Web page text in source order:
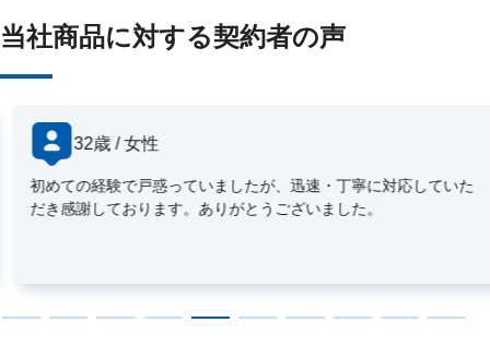
当社商品に対する契約者の声
32歳 / 女性
初めての経験で戸惑っていましたが、迅速・丁寧に対応していた
だき感謝しております。ありがとうございました。